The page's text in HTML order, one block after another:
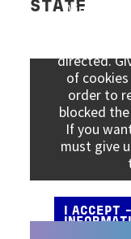
STATEViewing
directed.
of
order to
blocked
If you
must give
I ACCEPT